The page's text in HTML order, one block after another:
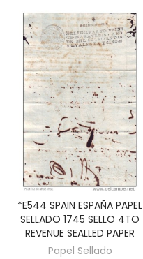
AÑADIR AL CARRITO
*E544 SPAIN ESPAÑA PAPEL
SELLADO 1745 SELLO 4TO
REVENUE SEALLED PAPER
Papel Sellado